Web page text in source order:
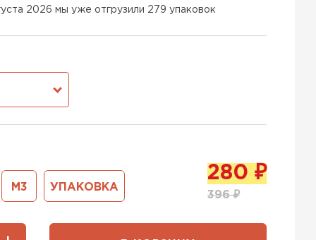
2026 мы уже отгрузили 279 упаковок
М3 УПАКОВКА
280 ₽
396₽